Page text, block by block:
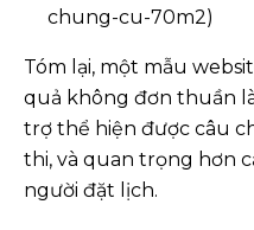
chung-cu-70m2)
Tóm lại, một mẫu
quả không đơn thuần
trợ thể hiện được câu
thi, và quan trọng hơn
người đặt lịch.